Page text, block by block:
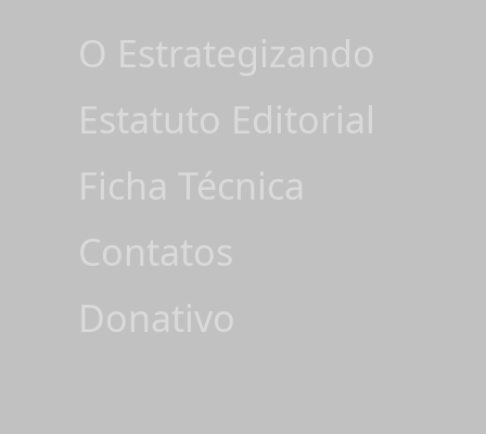
O Estrategizando
Estatuto Editorial
Ficha Técnica
Contatos
Donativo